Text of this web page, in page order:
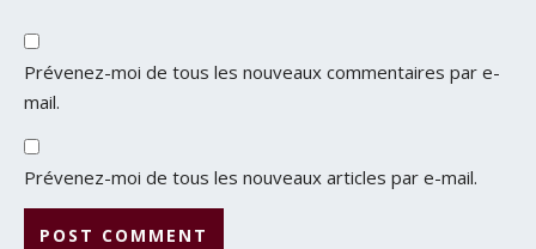
Prévenez-moi de tous les nouveaux commentaires par e-
mail.
Prévenez-moi de tous les nouveaux articles par e-mail.